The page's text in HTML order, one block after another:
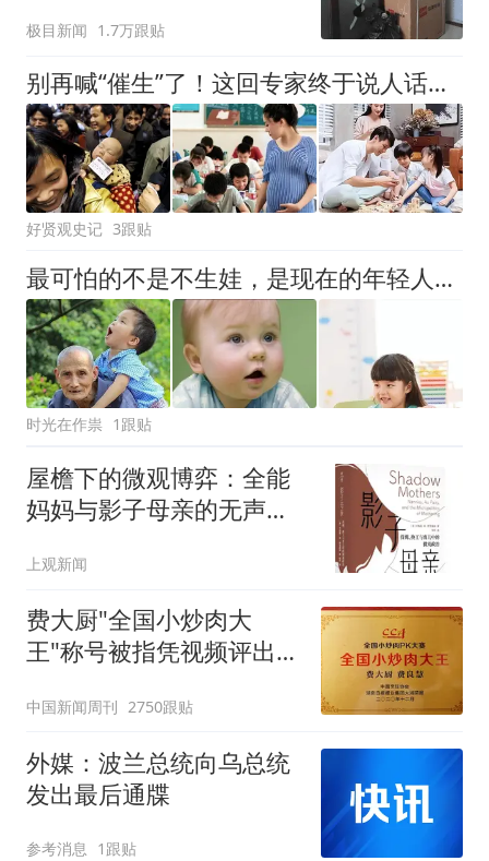
极目新闻 1.7万跟贴
别再喊“催生”了！这回专家终于说人话，方案一出父母们狠狠点头
好贤观史记 3跟贴
最可怕的不是不生娃，是现在的年轻人，不觉得＂断子绝孙＂很可怕
时光在作祟 1跟贴
屋檐下的微观博弈：全能
妈妈与影子母亲的无声拉
上观新闻
费大厨"全国小炒肉大
王"称号被指凭视频评出
中国新闻周刊 2750跟贴
外媒：波兰总统向乌总统
发出最后通牒
参考消息 1跟贴